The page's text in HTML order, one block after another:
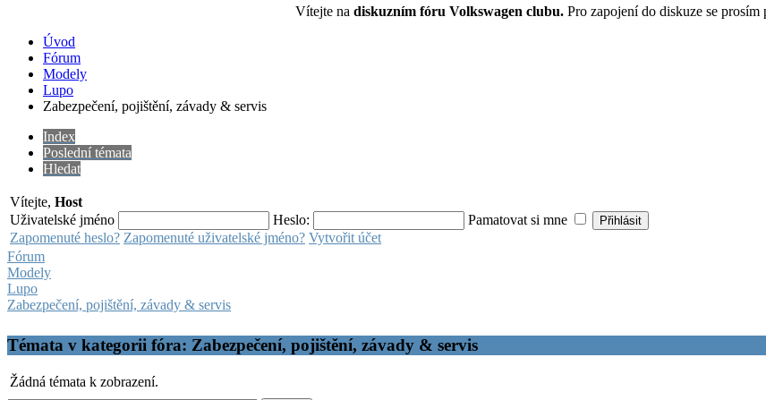
Vítejte na diskuzním fóru Volkswagen clubu. Pro zapojení do diskuze se prosím
Úvod
Fórum
Modely
Lupo
Zabezpečení, pojištění, závady & servis
Index
Poslední témata
Hledat
Vítejte, Host
Uživatelské jméno
Heslo:
Pamatovat si mne
Zapomenuté heslo? Zapomenuté uživatelské jméno? Vytvořit účet
Fórum
Modely
Lupo
Zabezpečení, pojištění, závady & servis
Témata v kategorii fóra: Zabezpečení, pojištění, závady & servis
Žádná témata k zobrazení.